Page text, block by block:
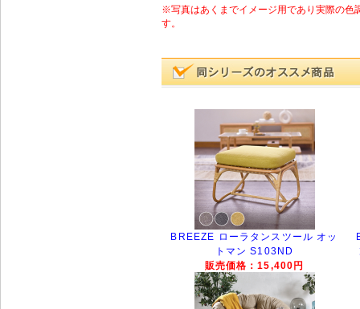
※写真はあくまでイメージ用であり実際の色
す。
BREEZE ローラタンスツール オッ
トマン S103ND
販売価格：15,400円